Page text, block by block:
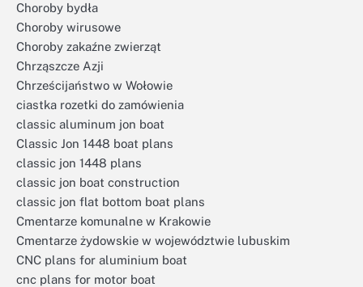
Choroby bydła
Choroby wirusowe
Choroby zakaźne zwierząt
Chrząszcze Azji
Chrześcijaństwo w Wołowie
ciastka rozetki do zamówienia
classic aluminum jon boat
Classic Jon 1448 boat plans
classic jon 1448 plans
classic jon boat construction
classic jon flat bottom boat plans
Cmentarze komunalne w Krakowie
Cmentarze żydowskie w województwie lubuskim
CNC plans for aluminium boat
cnc plans for motor boat